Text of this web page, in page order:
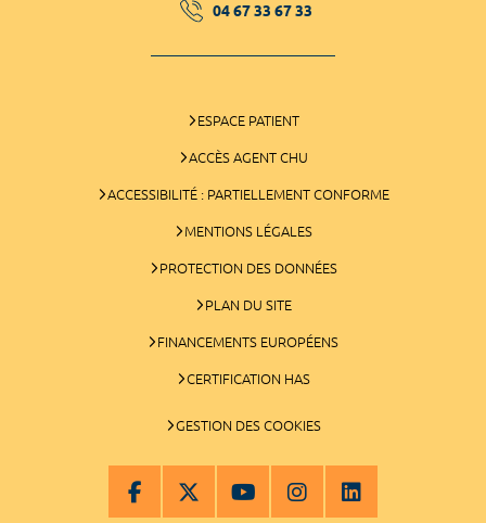
04 67 33 67 33
ESPACE PATIENT
ACCÈS AGENT CHU
ACCESSIBILITÉ : PARTIELLEMENT CONFORME
MENTIONS LÉGALES
PROTECTION DES DONNÉES
PLAN DU SITE
FINANCEMENTS EUROPÉENS
CERTIFICATION HAS
GESTION DES COOKIES